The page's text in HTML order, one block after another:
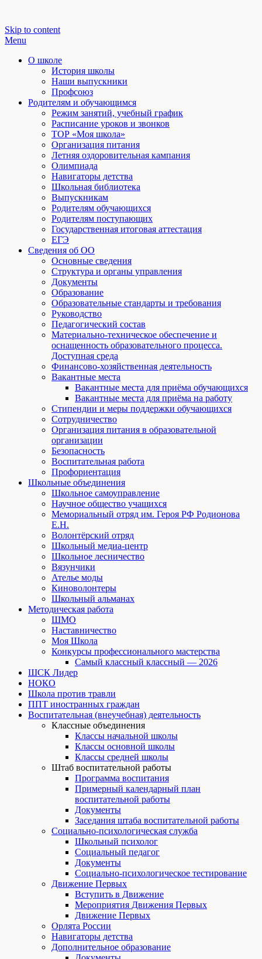
Skip to content
Menu
О школе
История школы
Наши выпускники
Профсоюз
Родителям и обучающимся
Режим занятий, учебный график
Расписание уроков и звонков
ТОР «Моя школа»
Организация питания
Летняя оздоровительная кампания
Олимпиада
Навигаторы детства
Школьная библиотека
Выпускникам
Родителям обучающихся
Родителям поступающих
Государственная итоговая аттестация
ЕГЭ
Сведения об ОО
Основные сведения
Структура и органы управления
Документы
Образование
Образовательные стандарты и требования
Руководство
Педагогический состав
Материально-техническое обеспечение и
оснащенность образовательного процесса.
Доступная среда
Финансово-хозяйственная деятельность
Вакантные места
Вакантные места для приёма обучающихся
Вакантные места для приёма на работу
Стипендии и меры поддержки обучающихся
Сотрудничество
Организация питания в образовательной
организации
Безопасность
Воспитательная работа
Профориентация
Школьные объединения
Школьное самоуправление
Научное общество учащихся
Мемориальный отряд им. Героя РФ Родионова
Е.Н.
Волонтёрский отряд
Школьный медиа-центр
Школьное лесничество
Вязунчики
Ателье моды
Киноволонтеры
Школьный альманах
Методическая работа
ШМО
Наставничество
Моя Школа
Конкурсы профессионального мастерства
Самый классный классный — 2026
ШСК Лидер
НОКО
Школа против травли
ППТ иностранных граждан
Воспитательная (внеучебная) деятельность
Классные объединения
Классы начальной школы
Классы основной школы
Классы средней школы
Штаб воспитательной работы
Программа воспитания
Примерный календарный план
воспитательной работы
Документы
Заседания штаба воспитательной работы
Социально-психологическая служба
Школьный психолог
Социальный педагог
Документы
Социально-психологическое тестирование
Движение Первых
Вступить в Движение
Мероприятия Движения Первых
Движение Первых
Орлята России
Навигаторы детства
Дополнительное образование